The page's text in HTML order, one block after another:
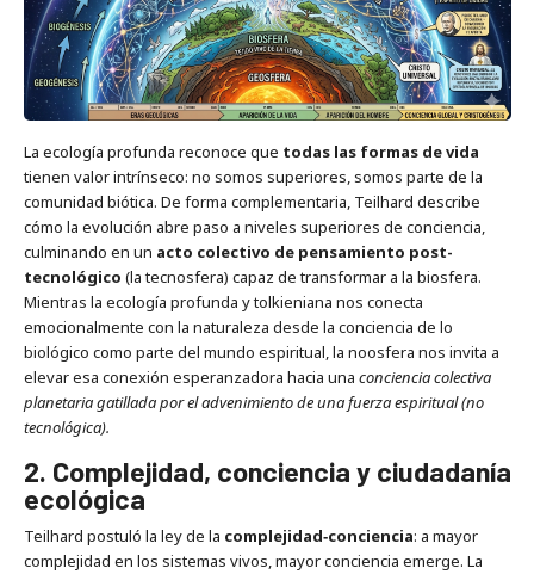
La ecología profunda reconoce que todas las formas de vida
tienen valor intrínseco: no somos superiores, somos parte de la
comunidad biótica. De forma complementaria, Teilhard describe
cómo la evolución abre paso a niveles superiores de conciencia,
culminando en un acto colectivo de pensamiento post-
tecnológico (la tecnosfera) capaz de transformar a la biosfera.
Mientras la ecología profunda y tolkieniana nos conecta
emocionalmente con la naturaleza desde la conciencia de lo
biológico como parte del mundo espiritual, la noosfera nos invita a
elevar esa conexión esperanzadora hacia una conciencia colectiva
planetaria gatillada por el advenimiento de una fuerza espiritual (no
tecnológica).
2. Complejidad, conciencia y ciudadanía
ecológica
Teilhard postuló la ley de la complejidad‑conciencia: a mayor
complejidad en los sistemas vivos, mayor conciencia emerge. La